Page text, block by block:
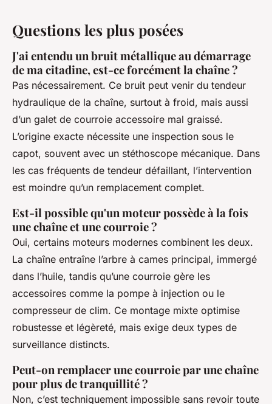
Questions les plus posées
J'ai entendu un bruit métallique au démarrage
de ma citadine, est-ce forcément la chaîne ?
Pas nécessairement. Ce bruit peut venir du tendeur
hydraulique de la chaîne, surtout à froid, mais aussi
d’un galet de courroie accessoire mal graissé.
L’origine exacte nécessite une inspection sous le
capot, souvent avec un stéthoscope mécanique. Dans
les cas fréquents de tendeur défaillant, l’intervention
est moindre qu’un remplacement complet.
Est-il possible qu'un moteur possède à la fois
une chaîne et une courroie ?
Oui, certains moteurs modernes combinent les deux.
La chaîne entraîne l’arbre à cames principal, immergé
dans l’huile, tandis qu’une courroie gère les
accessoires comme la pompe à injection ou le
compresseur de clim. Ce montage mixte optimise
robustesse et légèreté, mais exige deux types de
surveillance distincts.
Peut-on remplacer une courroie par une chaîne
pour plus de tranquillité ?
Non, c’est techniquement impossible sans revoir toute